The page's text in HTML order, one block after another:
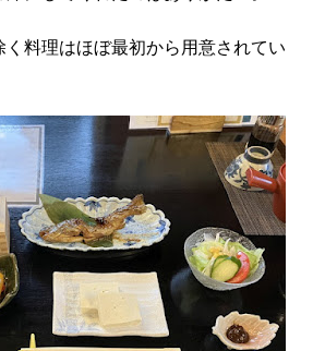
く料理はほぼ最初から用意されてい